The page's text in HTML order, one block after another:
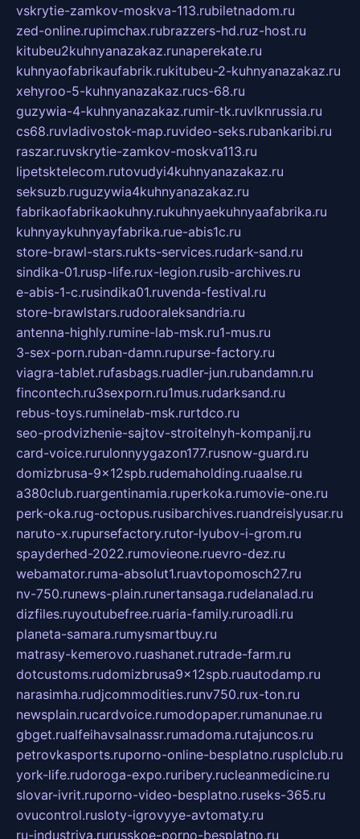
vskrytie-zamkov-moskva-113.rubiletnadom.ru
zed-online.rupimchax.rubrazzers-hd.ruz-host.ru
kitubeu2kuhnyanazakaz.runaperekate.ru
kuhnyaofabrikaufabrik.rukitubeu-2-kuhnyanazakaz.ru
xehyroo-5-kuhnyanazakaz.rucs-68.ru
guzywia-4-kuhnyanazakaz.rumir-tk.ruvlknrussia.ru
cs68.ruvladivostok-map.ruvideo-seks.rubankaribi.ru
raszar.ruvskrytie-zamkov-moskva113.ru
lipetsktelecom.rutovudyi4kuhnyanazakaz.ru
seksuzb.ruguzywia4kuhnyanazakaz.ru
fabrikaofabrikaokuhny.rukuhnyaekuhnyaafabrika.ru
kuhnyaykuhnyayfabrika.rue-abis1c.ru
store-brawl-stars.rukts-services.rudark-sand.ru
sindika-01.rusp-life.rux-legion.rusib-archives.ru
e-abis-1-c.rusindika01.ruvenda-festival.ru
store-brawlstars.rudooraleksandria.ru
antenna-highly.rumine-lab-msk.ru1-mus.ru
3-sex-porn.ruban-damn.rupurse-factory.ru
viagra-tablet.rufasbags.ruadler-jun.rubandamn.ru
fincontech.ru3sexporn.ru1mus.rudarksand.ru
rebus-toys.ruminelab-msk.rurtdco.ru
seo-prodvizhenie-sajtov-stroitelnyh-kompanij.ru
card-voice.rurulonnyygazon177.rusnow-guard.ru
domizbrusa-9x12spb.rudemaholding.ruaalse.ru
a380club.ruargentinamia.ruperkoka.rumovie-one.ru
perk-oka.rug-octopus.rusibarchives.ruandreislyusar.ru
naruto-x.rupursefactory.rutor-lyubov-i-grom.ru
spayderhed-2022.rumovieone.ruevro-dez.ru
webamator.ruma-absolut1.ruavtopomosch27.ru
nv-750.runews-plain.runertansaga.rudelanalad.ru
dizfiles.ruyoutubefree.ruaria-family.ruroadli.ru
planeta-samara.rumysmartbuy.ru
matrasy-kemerovo.ruashanet.rutrade-farm.ru
dotcustoms.rudomizbrusa9x12spb.ruautodamp.ru
narasimha.rudjcommodities.runv750.rux-ton.ru
newsplain.rucardvoice.rumodopaper.rumanunae.ru
gbget.rualfeihavsalnassr.rumadoma.rutajuncos.ru
petrovkasports.ruporno-online-besplatno.rusplclub.ru
york-life.rudoroga-expo.ruribery.rucleanmedicine.ru
slovar-ivrit.ruporno-video-besplatno.ruseks-365.ru
ovucontrol.rusloty-igrovyye-avtomaty.ru
ru-industriya.rurusskoe-porno-besplatno.ru